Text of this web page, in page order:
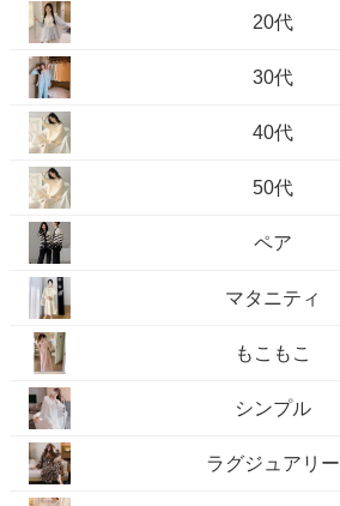
20代
30代
40代
50代
ペア
マタニティ
もこもこ
シンプル
ラグジュアリー